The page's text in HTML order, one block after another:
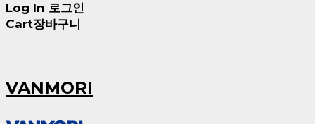
Log In 로그인
Cart장바구니
VANMORI